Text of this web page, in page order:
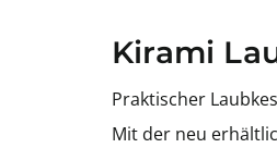
Kirami
Praktischer
Mit der neu